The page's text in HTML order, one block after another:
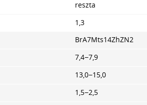
reszta
1,3
BrA7Mts14ZhZN2
7,4−7,9
13,0−15,0
1,5−2,5